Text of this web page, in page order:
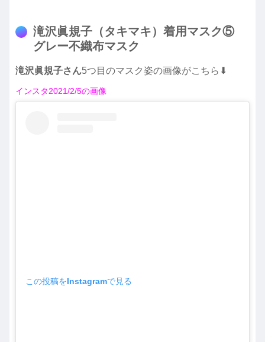
滝沢眞規子（タキマキ）着用マスク⑤
グレー不織布マスク
滝沢眞規子さん5つ目のマスク姿の画像がこちら⬇︎
インスタ2021/2/5の画像
この投稿をInstagramで見る